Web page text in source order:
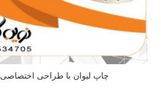
چاپ لیوان با طراحی اختصاصی